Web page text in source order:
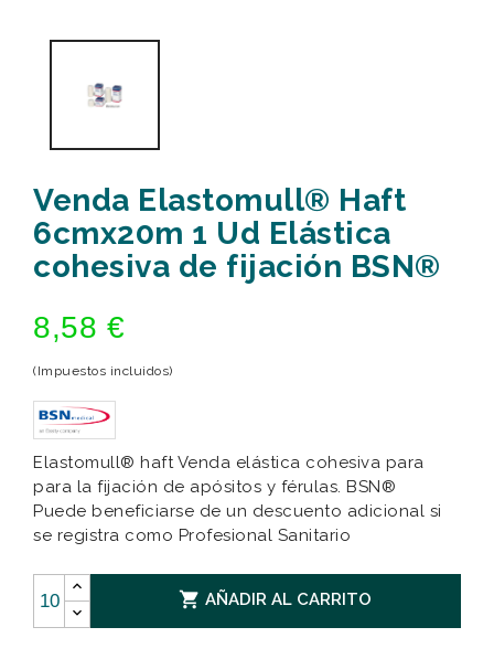
Venda Elastomull® Haft
6cmx20m 1 Ud Elástica
cohesiva de fijación BSN®
8,58 €
(Impuestos incluidos)
Elastomull® haft Venda elástica cohesiva para
para la fijación de apósitos y férulas. BSN®
Puede beneficiarse de un descuento adicional si
se registra como Profesional Sanitario
 AÑADIR AL CARRITO